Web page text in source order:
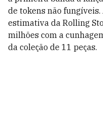
de tokens não
estimativa da Rolling
milhões com a
da coleção de 11 peças.